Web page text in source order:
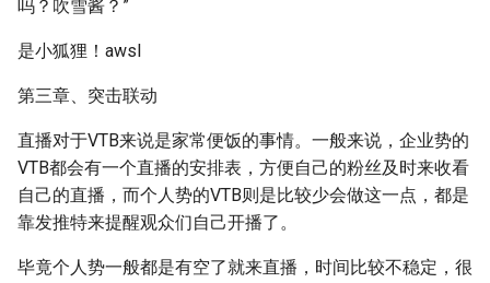
吗？吹雪酱？”
是小狐狸！awsl
第三章、突击联动
直播对于VTB来说是家常便饭的事情。一般来说，企业势的
VTB都会有一个直播的安排表，方便自己的粉丝及时来收看
自己的直播，而个人势的VTB则是比较少会做这一点，都是
靠发推特来提醒观众们自己开播了。
毕竟个人势一般都是有空了就来直播，时间比较不稳定，很